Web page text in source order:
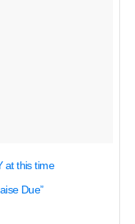
at this time
Due”